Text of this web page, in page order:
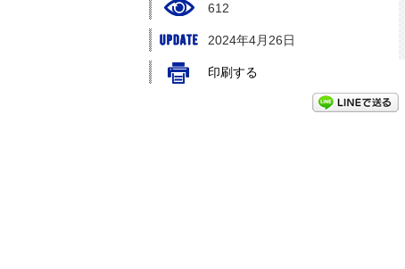
612
2024年4月26日
印刷する